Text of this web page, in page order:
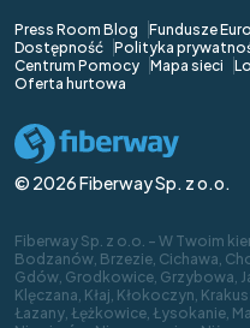
Press Room Blog
Fundusze
Dostępność Polityka
Centrum Pomocy Mapa sieci
Oferta hurtowa
© 2026 Fiberway Sp. z o.o.
Fiberway Sp. z o.o. - W Twoim
Bodzanów, Brzezie, Cichawa,
Gdów, Grodkowice, Grzybowa,
Klęczana, Kłaj, Kłokoczyn,
Łazany, Łężkowice, Łysokanie,